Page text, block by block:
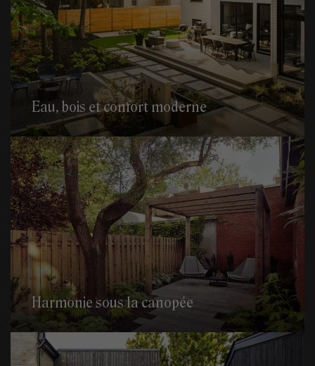
Eau, bois et confort moderne
Harmonie sous la canopée